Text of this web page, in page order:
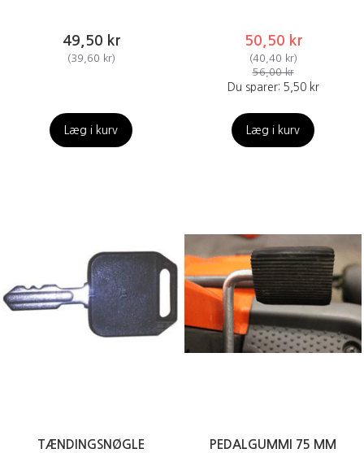
49,50 kr
(39,60 kr)
Læg i kurv
50,50 kr
(40,40 kr)
56,00 kr
Du sparer: 5,50 kr
Læg i kurv
TÆNDINGSNØGLE PEDALGUMMI 75 MM